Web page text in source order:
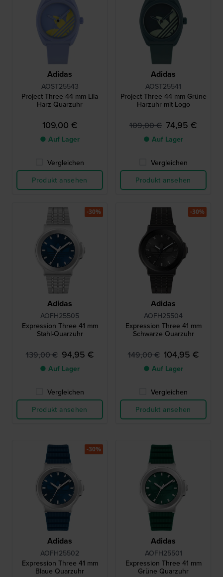
Adidas
AOST25543
Project Three 44 mm Lila
Harz Quarzuhr
109,00 €
● Auf Lager
Vergleichen
Produkt ansehen
Adidas
AOST25541
Project Three 44 mm Grüne
Harzuhr mit Logo
109,00 € 74,95 €
● Auf Lager
Vergleichen
Produkt ansehen
Adidas
AOFH25505
Expression Three 41 mm
Stahl-Quarzuhr
139,00 € 94,95 €
● Auf Lager
Vergleichen
Produkt ansehen
-30%
Adidas
AOFH25504
Expression Three 41 mm
Schwarze Quarzuhr
149,00 € 104,95 €
● Auf Lager
Vergleichen
Produkt ansehen
-30%
Adidas
AOFH25502
Expression Three 41 mm
Blaue Quarzuhr
-30%
Adidas
AOFH25501
Expression Three 41 mm
Grüne Quarzuhr